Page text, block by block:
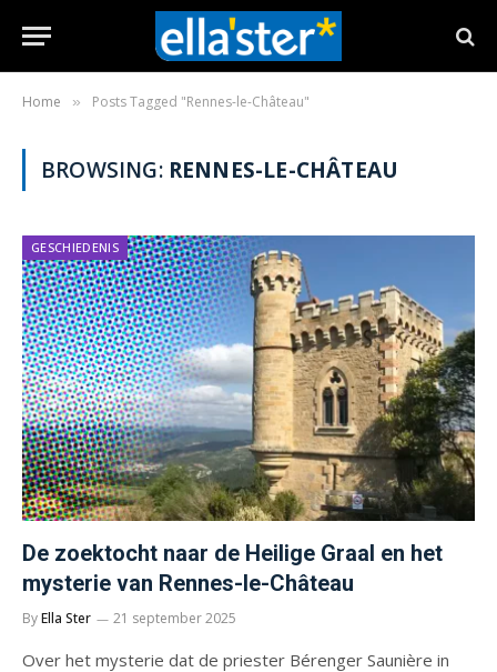
Home » Posts Tagged "Rennes-le-Château"
BROWSING: RENNES-LE-CHÂTEAU
GESCHIEDENIS
De zoektocht naar de Heilige Graal en het
mysterie van Rennes-le-Château
ByElla Ster 21 september 2025
Over het mysterie dat de priester Bérenger Saunière in